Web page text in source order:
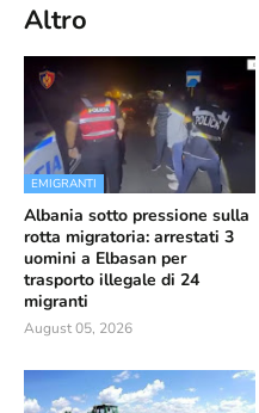
Altro
EMIGRANTI
Albania sotto pressione sulla
rotta migratoria: arrestati 3
uomini a Elbasan per
trasporto illegale di 24
migranti
August 05, 2026